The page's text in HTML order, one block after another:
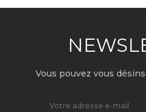
Vous pouvez vous